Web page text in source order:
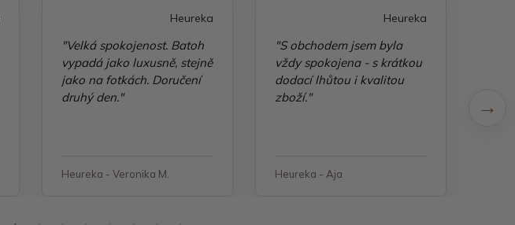
Heureka
"Velká spokojenost. Batoh
vypadá jako luxusně, stejně
jako na fotkách. Doručení
druhý den."
Heureka - Veronika M.
Heureka
"S obchodem jsem byla
vždy spokojena - s krátkou
dodací lhůtou i kvalitou
zboží."
Heureka - Aja